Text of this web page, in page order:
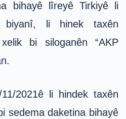
bihayê lîreyê Tirkiyê li
biyanî, li hinek taxên
bi siloganên “AKP
2021ê li hindek taxên
sedema daketina bihayê